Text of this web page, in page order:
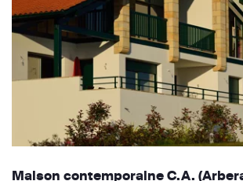
Maison contemporaine C.A.